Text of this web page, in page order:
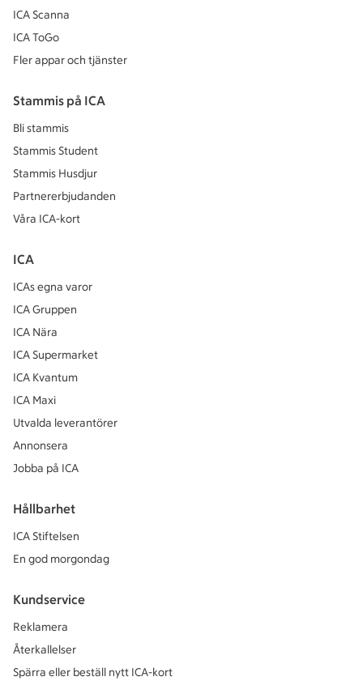
ICA Scanna
ICA ToGo
Fler appar och tjänster
Stammis på ICA
Bli stammis
Stammis Student
Stammis Husdjur
Partnererbjudanden
Våra ICA-kort
ICA
ICAs egna varor
ICA Gruppen
ICA Nära
ICA Supermarket
ICA Kvantum
ICA Maxi
Utvalda leverantörer
Annonsera
Jobba på ICA
Hållbarhet
ICA Stiftelsen
En god morgondag
Kundservice
Reklamera
Återkallelser
Spärra eller beställ nytt ICA-kort